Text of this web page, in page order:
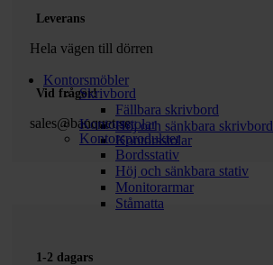
Leverans
Hela vägen till dörren
Vid frågor!
sales@banquet.se
Kontorsmöbler
Skrivbord
Fällbara skrivbord
Höj och sänkbara skrivbord
Kontorsstolar
Kontorsstolar
Kontorsprodukter
Bordsstativ
Höj och sänkbara stativ
Monitorarmar
Ståmatta
1-2 dagars